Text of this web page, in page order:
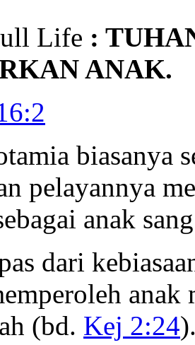
Life :
ANAK.
biasanya
pelayannya
anak
dari
anak
(bd. Kej 2:24